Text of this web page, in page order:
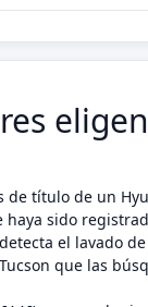
eligen
de título de un
haya sido
el lavado
que las